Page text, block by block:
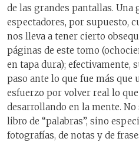
de las grandes pantallas. Una
espectadores, por supuesto,
nos lleva a tener cierto
páginas de este tomo
en tapa dura); efectivamente,
paso ante lo que fue más que
esfuerzo por volver real lo
desarrollando en la mente. No
libro de “palabras”, sino
fotografías, de notas y de